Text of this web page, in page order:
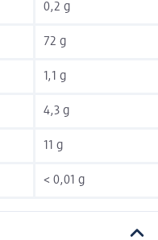
0,2 g
72 g
1,1 g
4,3 g
11 g
< 0,01 g